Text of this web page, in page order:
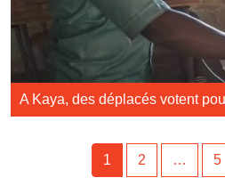
A Kaya, des déplacés votent
1 2 … 5